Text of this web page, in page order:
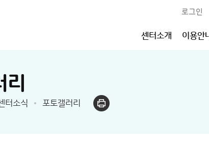
로그인
센터소개 이용안
터소식 포토갤러리